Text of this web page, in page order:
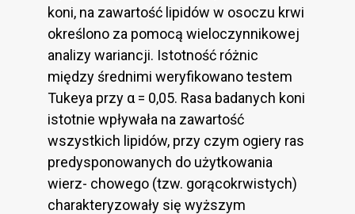
koni, na zawartość lipidów w osoczu krwi
określono za pomocą wieloczynnikowej
analizy wariancji. Istotność różnic
między średnimi weryfikowano testem
Tukeya przy α = 0,05. Rasa badanych koni
istotnie wpływała na zawartość
wszystkich lipidów, przy czym ogiery ras
predysponowanych do użytkowania
wierz- chowego (tzw. gorącokrwistych)
charakteryzowały się wyższym